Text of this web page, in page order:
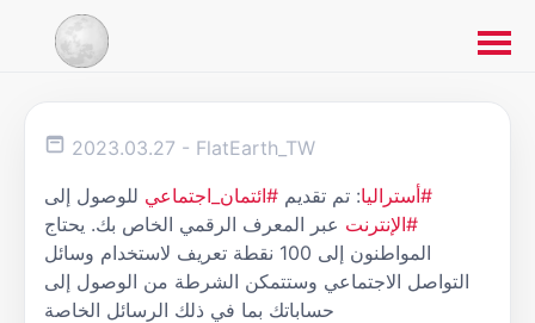
2023.03.27 - FlatEarth_TW
#أستراليا: تم تقديم #ائتمان_اجتماعي للوصول إلى
#الإنترنت عبر المعرف الرقمي الخاص بك. يحتاج
المواطنون إلى 100 نقطة تعريف لاستخدام وسائل
التواصل الاجتماعي وستتمكن الشرطة من الوصول إلى
حساباتك بما في ذلك الرسائل الخاصة